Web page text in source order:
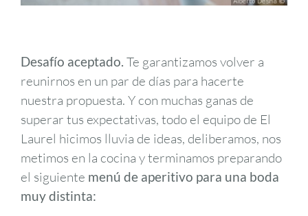
Desafío aceptado. Te garantizamos volver a
reunirnos en un par de días para hacerte
nuestra propuesta. Y con muchas ganas de
superar tus expectativas, todo el equipo de El
Laurel hicimos lluvia de ideas, deliberamos, nos
metimos en la cocina y terminamos preparando
el siguiente menú de aperitivo para una boda
muy distinta: